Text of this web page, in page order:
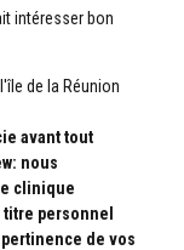
intéresser bon
avant tout
nous
clinique
personnel
de vos